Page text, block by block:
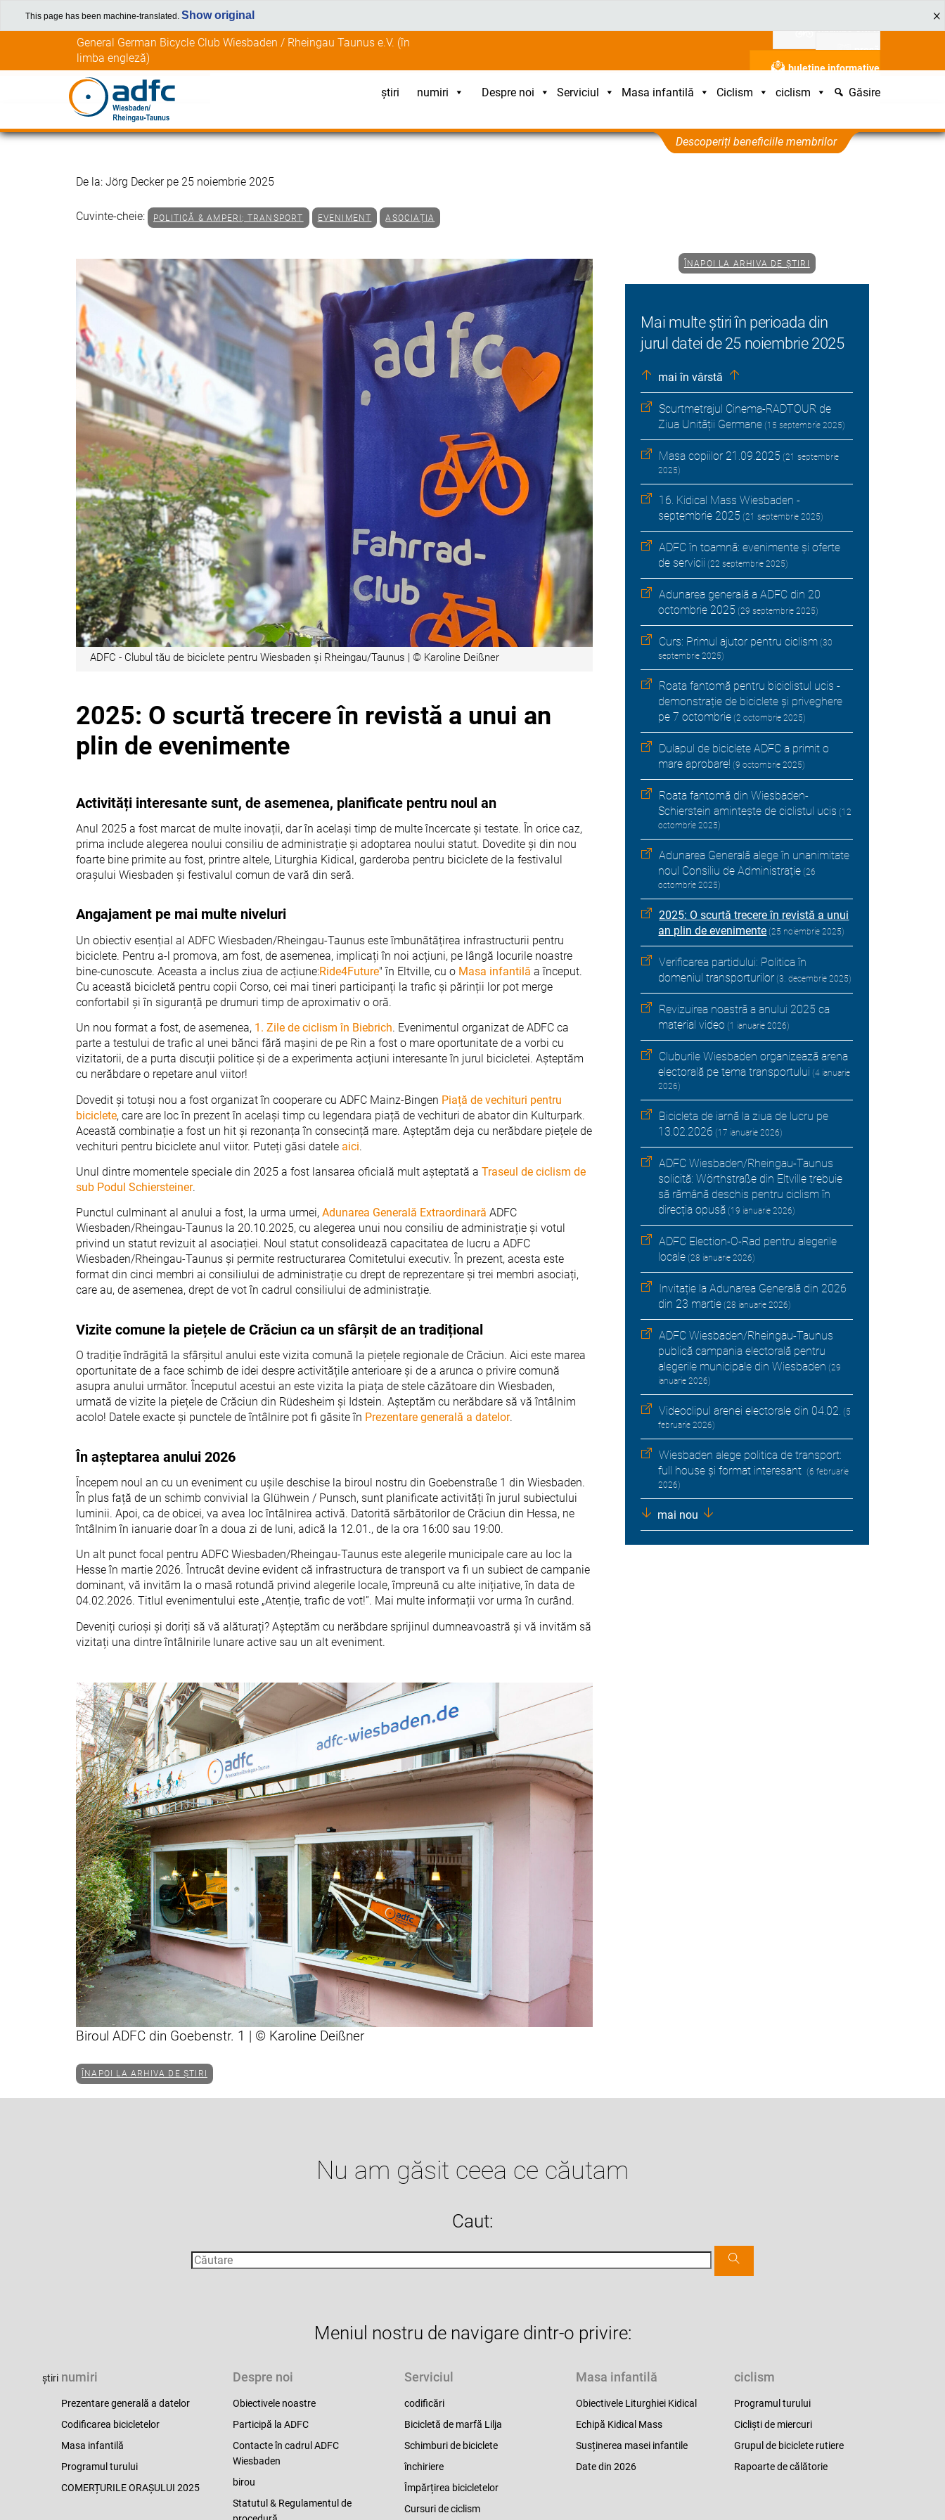
This page has been machine-translated. Show original
conținut
General German Bicycle Club Wiesbaden / Rheingau Taunus e.V. (în
limba engleză)
Sprijină ADFC
presă
buletine informative
știri numiri Despre noi Serviciul Masa infantilă Ciclism ciclism Găsire
Descoperiți beneficiile membrilor
De la: Jörg Decker pe 25 noiembrie 2025
Cuvinte-cheie: POLITICĂ & AMPERI; TRANSPORT EVENIMENT ASOCIAȚIA
ADFC - Clubul tău de biciclete pentru Wiesbaden și Rheingau/Taunus | © Karoline Deißner
2025: O scurtă trecere în revistă a unui an
plin de evenimente
Activități interesante sunt, de asemenea, planificate pentru noul an
Anul 2025 a fost marcat de multe inovații, dar în același timp de multe încercate și testate. În orice caz,
prima include alegerea noului consiliu de administrație și adoptarea noului statut. Dovedite și din nou
foarte bine primite au fost, printre altele, Liturghia Kidical, garderoba pentru biciclete de la festivalul
orașului Wiesbaden și festivalul comun de vară din seră.
Angajament pe mai multe niveluri
Un obiectiv esențial al ADFC Wiesbaden/Rheingau-Taunus este îmbunătățirea infrastructurii pentru
biciclete. Pentru a-l promova, am fost, de asemenea, implicați în noi acțiuni, pe lângă locurile noastre
bine-cunoscute. Aceasta a inclus ziua de acțiune:Ride4Future" în Eltville, cu o Masa infantilă a început.
Cu această bicicletă pentru copii Corso, cei mai tineri participanți la trafic și părinții lor pot merge
confortabil și în siguranță pe drumuri timp de aproximativ o oră.
Un nou format a fost, de asemenea, 1. Zile de ciclism în Biebrich. Evenimentul organizat de ADFC ca
parte a testului de trafic al unei bănci fără mașini de pe Rin a fost o mare oportunitate de a vorbi cu
vizitatorii, de a purta discuții politice și de a experimenta acțiuni interesante în jurul bicicletei. Așteptăm
cu nerăbdare o repetare anul viitor!
Dovedit și totuși nou a fost organizat în cooperare cu ADFC Mainz-Bingen Piață de vechituri pentru
biciclete, care are loc în prezent în același timp cu legendara piață de vechituri de abator din Kulturpark.
Această combinație a fost un hit și rezonanța în consecință mare. Așteptăm deja cu nerăbdare piețele de
vechituri pentru biciclete anul viitor. Puteți găsi datele aici.
Unul dintre momentele speciale din 2025 a fost lansarea oficială mult așteptată a Traseul de ciclism de
sub Podul Schiersteiner.
Punctul culminant al anului a fost, la urma urmei, Adunarea Generală Extraordinară ADFC
Wiesbaden/Rheingau-Taunus la 20.10.2025, cu alegerea unui nou consiliu de administrație și votul
privind un statut revizuit al asociației. Noul statut consolidează capacitatea de lucru a ADFC
Wiesbaden/Rheingau-Taunus și permite restructurarea Comitetului executiv. În prezent, acesta este
format din cinci membri ai consiliului de administrație cu drept de reprezentare și trei membri asociați,
care au, de asemenea, drept de vot în cadrul consiliului de administrație.
Vizite comune la piețele de Crăciun ca un sfârșit de an tradițional
O tradiție îndrăgită la sfârșitul anului este vizita comună la piețele regionale de Crăciun. Aici este marea
oportunitate de a face schimb de idei despre activitățile anterioare și de a arunca o privire comună
asupra anului următor. Începutul acestui an este vizita la piața de stele căzătoare din Wiesbaden,
urmată de vizite la piețele de Crăciun din Rüdesheim și Idstein. Așteptăm cu nerăbdare să vă întâlnim
acolo! Datele exacte și punctele de întâlnire pot fi găsite în Prezentare generală a datelor.
În așteptarea anului 2026
Începem noul an cu un eveniment cu ușile deschise la biroul nostru din Goebenstraße 1 din Wiesbaden.
În plus față de un schimb convivial la Glühwein / Punsch, sunt planificate activități în jurul subiectului
luminii. Apoi, ca de obicei, va avea loc întâlnirea activă. Datorită sărbătorilor de Crăciun din Hessa, ne
întâlnim în ianuarie doar în a doua zi de luni, adică la 12.01., de la ora 16:00 sau 19:00.
Un alt punct focal pentru ADFC Wiesbaden/Rheingau-Taunus este alegerile municipale care au loc la
Hesse în martie 2026. Întrucât devine evident că infrastructura de transport va fi un subiect de campanie
dominant, vă invităm la o masă rotundă privind alegerile locale, împreună cu alte inițiative, în data de
04.02.2026. Titlul evenimentului este „Atenție, trafic de vot!”. Mai multe informații vor urma în curând.
Deveniți curioși și doriți să vă alăturați? Așteptăm cu nerăbdare sprijinul dumneavoastră și vă invităm să
vizitați una dintre întâlnirile lunare active sau un alt eveniment.
Biroul ADFC din Goebenstr. 1 | © Karoline Deißner
ÎNAPOI LA ARHIVA DE ȘTIRI
Mai multe știri în perioada din
jurul datei de 25 noiembrie 2025
mai în vârstă
Scurtmetrajul Cinema-RADTOUR de
Ziua Unității Germane (15 septembrie 2025)
Masa copiilor 21.09.2025 (21 septembrie
2025)
16. Kidical Mass Wiesbaden -
septembrie 2025 (21 septembrie 2025)
ADFC în toamnă: evenimente și oferte
de servicii (22 septembrie 2025)
Adunarea generală a ADFC din 20
octombrie 2025 (29 septembrie 2025)
Curs: Primul ajutor pentru ciclism (30
septembrie 2025)
Roata fantomă pentru biciclistul ucis -
demonstrație de biciclete și priveghere
pe 7 octombrie (2 octombrie 2025)
Dulapul de biciclete ADFC a primit o
mare aprobare! (9 octombrie 2025)
Roata fantomă din Wiesbaden-
Schierstein amintește de ciclistul ucis (12
octombrie 2025)
Adunarea Generală alege în unanimitate
noul Consiliu de Administrație (26
octombrie 2025)
2025: O scurtă trecere în revistă a unui
an plin de evenimente (25 noiembrie 2025)
Verificarea partidului: Politica în
domeniul transporturilor (3. decembrie 2025)
Revizuirea noastră a anului 2025 ca
material video (1 ianuarie 2026)
Cluburile Wiesbaden organizează arena
electorală pe tema transportului (4 ianuarie
2026)
Bicicleta de iarnă la ziua de lucru pe
13.02.2026 (17 ianuarie 2026)
ADFC Wiesbaden/Rheingau-Taunus
solicită: Wörthstraße din Eltville trebuie
să rămână deschis pentru ciclism în
direcția opusă (19 ianuarie 2026)
ADFC Election-O-Rad pentru alegerile
locale (28 ianuarie 2026)
Invitație la Adunarea Generală din 2026
din 23 martie (28 ianuarie 2026)
ADFC Wiesbaden/Rheingau-Taunus
publică campania electorală pentru
alegerile municipale din Wiesbaden (29
ianuarie 2026)
Videoclipul arenei electorale din 04.02. (5
februarie 2026)
Wiesbaden alege politica de transport:
full house și format interesant (6 februarie
2026)
mai nou
ÎNAPOI LA ARHIVA DE ȘTIRI
Nu am găsit ceea ce căutam
Caut:
Meniul nostru de navigare dintr-o privire:
știri numiri
Prezentare generală a datelor
Codificarea bicicletelor
Masa infantilă
Programul turului
COMERȚURILE ORAȘULUI 2025
Despre noi
Obiectivele noastre
Participă la ADFC
Contacte în cadrul ADFC
Wiesbaden
birou
Statutul & Regulamentul de
Serviciul
codificări
Bicicletă de marfă Lilja
Schimburi de biciclete
închiriere
Împărțirea bicicletelor
Cursuri de ciclism
Masa infantilă
Obiectivele Liturghiei Kidical
Echipă Kidical Mass
Susținerea masei infantile
Date din 2026
ciclism
Programul turului
Cicliști de miercuri
Grupul de biciclete rutiere
Rapoarte de călătorie